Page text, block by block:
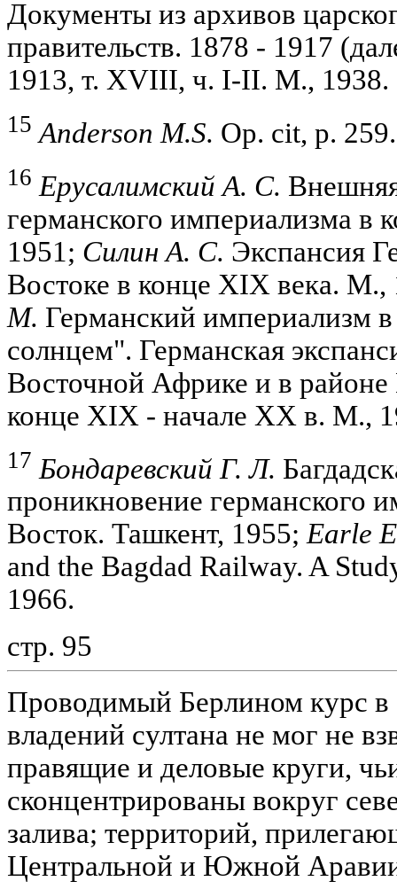
Документы из архивов
правительств. 1878 - 1917
1913, т. XVIII, ч. I-II. М., 1938.
15 Anderson M.S. Op. cit, p. 259.
16 Ерусалимский А. С.
германского империализма в
1951; Силин А. С. Экспансия
Востоке в конце XIX века.
М. Германский империализм
солнцем". Германская
Восточной Африке и в районе
конце XIX - начале XX в. М.,
17 Бондаревский Г. Л.
проникновение германского
Восток. Ташкент, 1955;Earle
and the Bagdad Railway. A
1966.
стр. 95
Проводимый Берлином курс в
владений султана не мог не
правящие и деловые круги,
сконцентрированы вокруг
залива; территорий,
Центральной и Южной